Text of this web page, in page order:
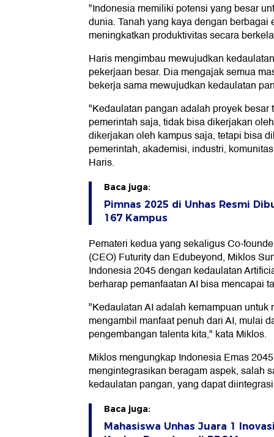
"Indonesia memiliki potensi yang besar
dunia. Tanah yang kaya dengan berbagai
meningkatkan produktivitas secara
Haris mengimbau mewujudkan
pekerjaan besar. Dia mengajak semua
bekerja sama mewujudkan kedaulatan
"Kedaulatan pangan adalah proyek
pemerintah saja, tidak bisa dikerjakan
dikerjakan oleh kampus saja, tetapi bisa
pemerintah, akademisi, industri,
Haris.
Baca juga:
Pimnas 2025 di Unhas Resmi
167 Kampus
Pemateri kedua yang sekaligus Co-
(CEO) Futurity dan Edubeyond, Miklos
Indonesia 2045 dengan kedaulatan
berharap pemanfaatan AI bisa mencapai
"Kedaulatan AI adalah kemampuan untuk
mengambil manfaat penuh dari AI, mulai
pengembangan talenta kita," kata Miklos.
Miklos mengungkap Indonesia Emas
mengintegrasikan beragam aspek, salah
kedaulatan pangan, yang dapat
Baca juga:
Mahasiswa Unhas Juara 1